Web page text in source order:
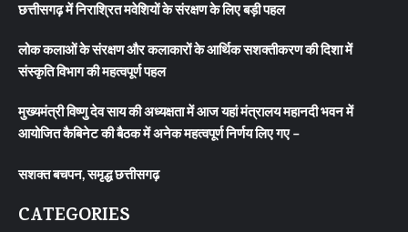
छत्तीसगढ़ में निराश्रित मवेशियों के संरक्षण के लिए बड़ी पहल
लोक कलाओं के संरक्षण और कलाकारों के आर्थिक सशक्तीकरण की दिशा में
संस्कृति विभाग की महत्वपूर्ण पहल
मुख्यमंत्री विष्णु देव साय की अध्यक्षता में आज यहां मंत्रालय महानदी भवन में
आयोजित कैबिनेट की बैठक में अनेक महत्वपूर्ण निर्णय लिए गए –
सशक्त बचपन, समृद्ध छत्तीसगढ़
CATEGORIES